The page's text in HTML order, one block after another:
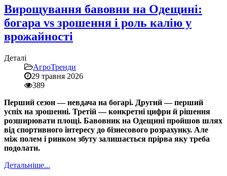
Вирощування бавовни на Одещині:
богара vs зрошення і роль калію у
врожайності
Деталі
АгроТренди
29 травня 2026
389
Перший сезон — невдача на богарі. Другий — перший
успіх на зрошенні. Третій — конкретні цифри й рішення
розширювати площі. Бавовник на Одещині пройшов шлях
від спортивного інтересу до бізнесового розрахунку. Але
між полем і ринком збуту залишається прірва яку треба
подолати.
Детальніше...